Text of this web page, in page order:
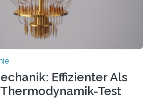
Effizienter Als
Test